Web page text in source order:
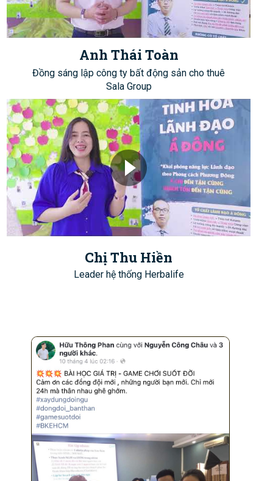
Anh Thái Toàn
Đồng sáng lập công ty bất động sản cho thuê
Sala Group
Chị Thu Hiền
Leader hệ thống Herbalife